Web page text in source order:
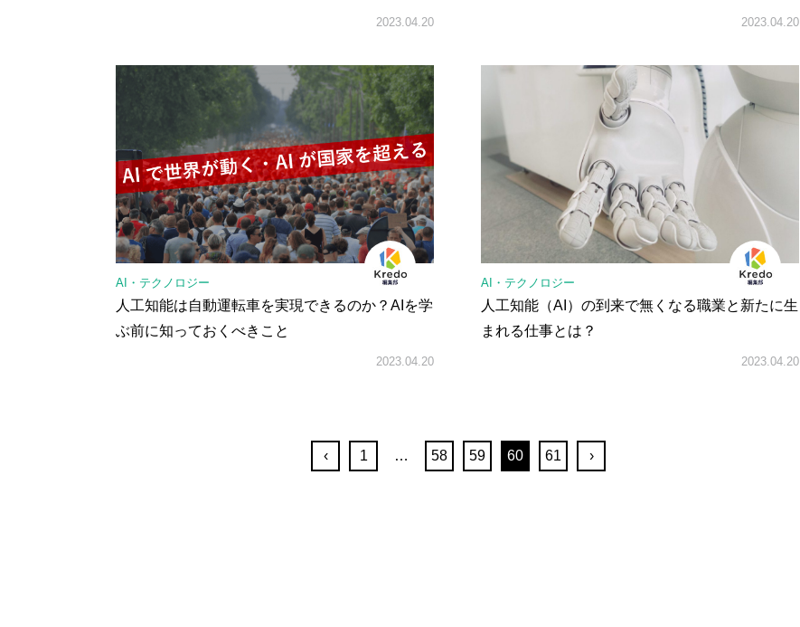
2023.04.20 2023.04.20
AI・テクノロジー
人工知能は自動運転車を実現できるのか？AIを学
ぶ前に知っておくべきこと
2023.04.20
AI・テクノロジー
人工知能（AI）の到来で無くなる職業と新たに生
まれる仕事とは？
2023.04.20
‹ 1 … 58 59 60 61 ›